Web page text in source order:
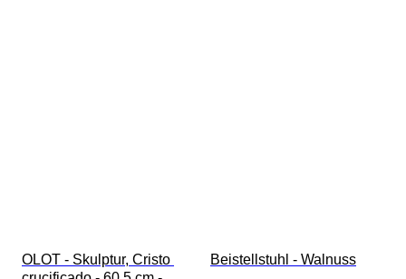
OLOT - Skulptur, Cristo
Beistellstuhl - Walnuss